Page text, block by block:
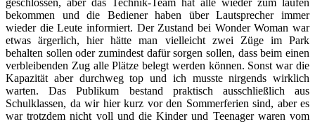
geschlossen, aber das Technik-Team hat alle wieder zum laufen
bekommen und die Bediener haben über Lautsprecher immer
wieder die Leute informiert. Der Zustand bei Wonder Woman war
etwas ärgerlich, hier hätte man vielleicht zwei Züge im Park
behalten sollen oder zumindest dafür sorgen sollen, dass beim einen
verbleibenden Zug alle Plätze belegt werden können. Sonst war die
Kapazität aber durchweg top und ich musste nirgends wirklich
warten. Das Publikum bestand praktisch ausschließlich aus
Schulklassen, da wir hier kurz vor den Sommerferien sind, aber es
war trotzdem nicht voll und die Kinder und Teenager waren vom